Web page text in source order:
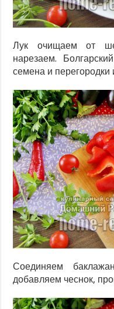
Лук очищаем от
нарезаем.
семена и перегородки
Соединяем
добавляем чеснок,